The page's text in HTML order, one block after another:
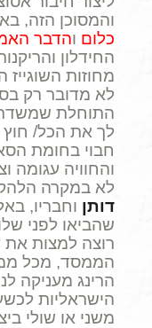
והמסוכן הזה,
כלום והדבר
החידלון
מחוזות
לא מדובר רק
התוחלת שמשדר
לך את הכל/
חבוי בחומת
והחוויה עגומה
לא במקרה
דותן וחבריו,
שהביאו לפני
רוצה למצות את
הממסד, מכל
הרינג מעניקה
הישראליות
משני או שולי